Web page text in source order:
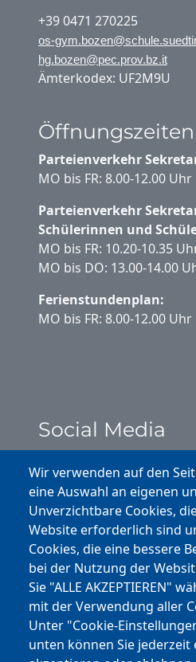
Wir verwenden auf den
eine Auswahl an eigenen
Unverzichtbare Cookies,
Website erforderlich sind
Cookies, die eine bessere
bei der Nutzung der
Sie "ALLE AKZEPTIEREN"
mit der Verwendung aller
Unter "Cookie-
unten können Sie jederzeit
+39 0471 270225
os-
hg.bozen@pec.prov.bz.it
Ämterkodex: UF2M9U
Öffnungszeiten
Parteienverkehr
MO bis FR: 8.00-12.00
Parteienverkehr
Schülerinnen und
MO bis FR: 10.20-10.35
MO bis DO: 13.00-14.00
Ferienstundenplan:
MO bis FR: 8.00-12.00 Uhr
Social Media
Instagram
Facebook
Youtube
Andere
transp. Verwaltung /
Nationaler Plan für